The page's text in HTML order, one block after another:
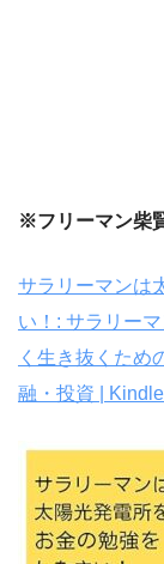
※フリーマン柴
サラリーマンは
い！: サラリー
く生き抜くため
融・投資 |